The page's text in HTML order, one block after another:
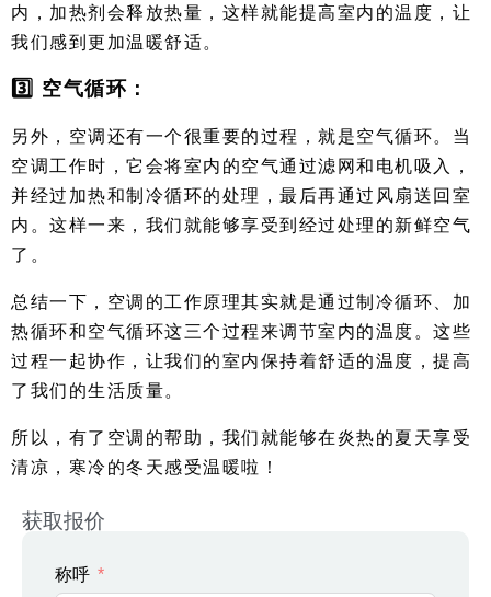
内，加热剂会释放热量，这样就能提高室内的温度，让
我们感到更加温暖舒适。
3️⃣ 空气循环：
另外，空调还有一个很重要的过程，就是空气循环。当
空调工作时，它会将室内的空气通过滤网和电机吸入，
并经过加热和制冷循环的处理，最后再通过风扇送回室
内。这样一来，我们就能够享受到经过处理的新鲜空气
了。
总结一下，空调的工作原理其实就是通过制冷循环、加
热循环和空气循环这三个过程来调节室内的温度。这些
过程一起协作，让我们的室内保持着舒适的温度，提高
了我们的生活质量。
所以，有了空调的帮助，我们就能够在炎热的夏天享受
清凉，寒冷的冬天感受温暖啦！
获取报价
称呼